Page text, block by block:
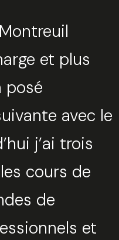
et plus
posé
avec le
j’ai trois
cours de
de
et